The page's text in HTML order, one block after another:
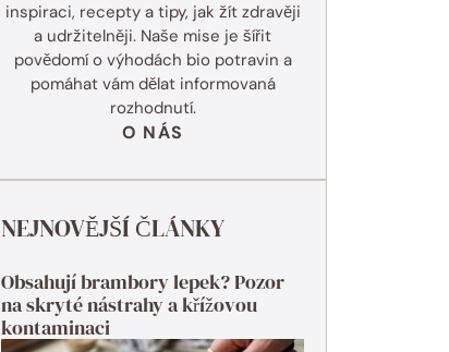
inspiraci, recepty a tipy, jak žít zdravěji
a udržitelněji. Naše mise je šířit
povědomí o výhodách bio potravin a
pomáhat vám dělat informovaná
rozhodnutí.
O NÁS
NEJNOVĚJŠÍ ČLÁNKY
Obsahují brambory lepek? Pozor
na skryté nástrahy a křížovou
kontaminaci